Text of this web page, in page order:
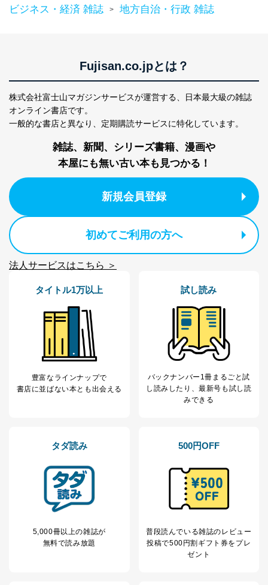
株式会社富士山マガジンサービス 個人情報問い合わせ
cs@fujisan.co.jp
改訂：2025年2月20日
制定：2005年4月1日
株式会社富士山マガジンサービス
代表取締役会長 西野 伸一郎
１．個人情報保護管理者
当社は以下の個人情報保護管理者を設置し、個人情報保
護管理者の責任のもと、個人情報を取得・アクセス・利
用・提供・管理いたします。
株式会社富士山マガジンサービス
個人情報保護管理者: 経営管理グループディレクター 前
田 嘉也
２．利用目的
当社が取り扱う開示対象個人情報の利用目的は次のとお
個人情報の種類 利用目的
当社の定期購読サ
購入商品の配送のため
ｅメール等による商品、サービ
ス、キャンペーン等の広告の案内
応じた新商品・サービスに関する
当社にお問合わせ
いただいた方の個
人情報
お問い合わせ対応、トラブル対
処、オペレーター教育など応対品
当社カスタマーQ＆
カスタマーQ＆Aサイトの投稿内容
ｅメール等によるカスタマーQ＆A
サイトのサービス内容のご案内の
ビジネス・経済 雑誌 > 地方自治・行政 雑誌
Fujisan.co.jpとは？
株式会社富士山マガジンサービスが運営する、
日本最大級の雑誌
オンライン書店です。
一般的な書店と異なり、 定期購読サービスに特化しています。
雑誌、新聞、シリーズ書籍、漫画や
本屋にも無い古い本も見つかる！
新規会員登録
初めてご利用の方へ
法人サービスはこちら ＞
タイトル1万以上
豊富なラインナップで
書店に並ばない本とも出会える
試し読み
バックナンバー1冊まるごと試
し読み したり、最新号も試し読
みできる
タダ読み
5,000冊以上の雑誌が
無料で読み放題
500円OFF
普段読んでいる雑誌のレビュー
投稿で500円割ギフト券をプレ
ゼント